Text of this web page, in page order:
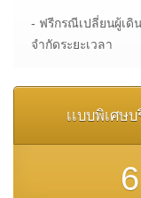
- ฟรีกรณีเปลี่ยนผู้เดิ
จำกัดระยะเวลา
เเบบพิเศษ